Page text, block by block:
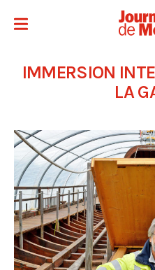
IMMERSION
LA